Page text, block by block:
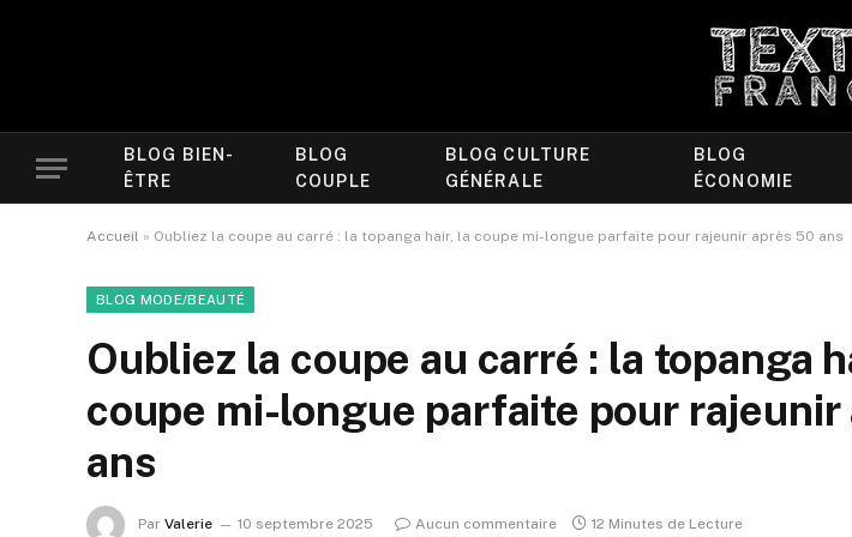
BLOG BIEN-
ÊTRE
BLOG
COUPLE
BLOG CULTURE
GÉNÉRALE
BLOG
ÉCONOMIE
Accueil » Oubliez la coupe au carré : la topanga hair, la coupe mi-longue parfaite pour rajeunir après 50 ans
BLOG MODE/BEAUTÉ
Oubliez la coupe au carré : la topanga
coupe mi-longue parfaite pour rajeunir
ans
Par Valerie 10 septembre 2025 Aucun commentaire 12 Minutes de Lecture